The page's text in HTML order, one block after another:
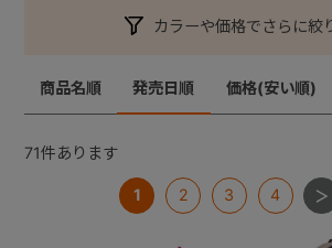
カラーや価格でさらに絞
商品名順 発売日順 価格(安い順)
71件あります
1 2 3 4